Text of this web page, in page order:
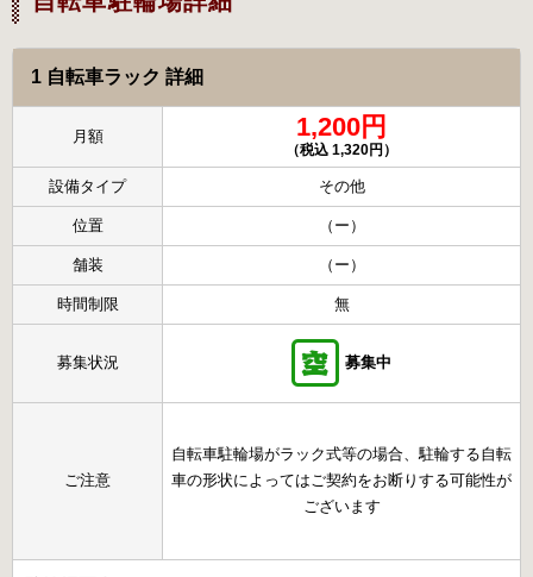
1 自転車ラック 詳細
月額 1,200円
（税込 1,320円）
設備タイプ その他
位置 （ー）
舗装 （ー）
時間制限 無
募集状況 募集中
ご注意
自転車駐輪場がラック式等の場合、駐輪する自転
車の形状によってはご契約をお断りする可能性が
ございます